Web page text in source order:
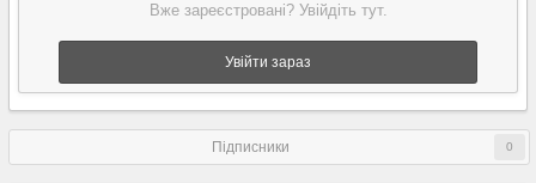
Вже зареєстровані? Увійдіть тут.
Увійти зараз
Підписники 0